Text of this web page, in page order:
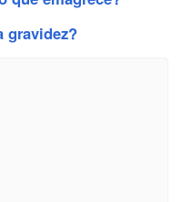
gravidez?